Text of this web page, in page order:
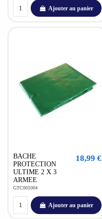
Ajouter au panier
BACHE
PROTECTION
ULTIME 2 X 3
ARMEE
GTC001004
18,99 €
Ajouter au panier